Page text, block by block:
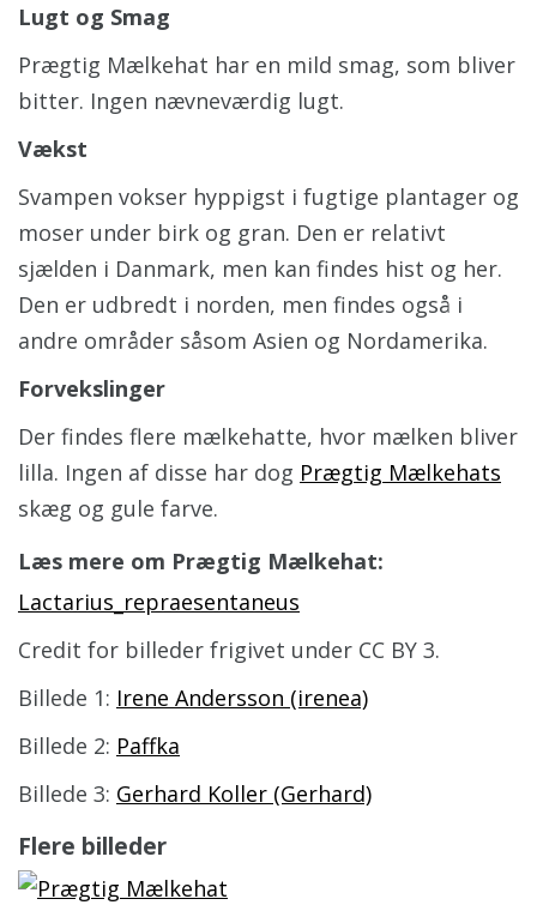
Lugt og Smag
Prægtig Mælkehat har en mild smag, som bliver
bitter. Ingen nævneværdig lugt.
Vækst
Svampen vokser hyppigst i fugtige plantager og
moser under birk og gran. Den er relativt
sjælden i Danmark, men kan findes hist og her.
Den er udbredt i norden, men findes også i
andre områder såsom Asien og Nordamerika.
Forvekslinger
Der findes flere mælkehatte, hvor mælken bliver
lilla. Ingen af disse har dog Prægtig Mælkehats
skæg og gule farve.
Læs mere om Prægtig Mælkehat:
Lactarius_repraesentaneus
Credit for billeder frigivet under CC BY 3.
Billede 1: Irene Andersson (irenea)
Billede 2: Paffka
Billede 3: Gerhard Koller (Gerhard)
Flere billeder